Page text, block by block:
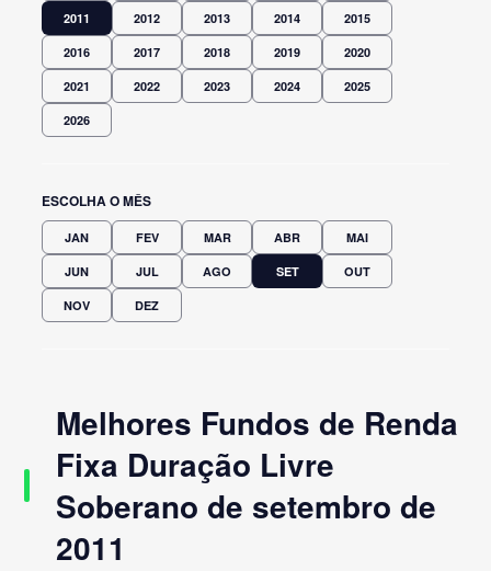
2011 2012 2013 2014 2015
2016 2017 2018 2019 2020
2021 2022 2023 2024 2025
2026
ESCOLHA O MÊS
JAN FEV MAR ABR MAI
JUN JUL AGO SET OUT
NOV DEZ
Melhores Fundos de Renda
Fixa Duração Livre
Soberano de setembro de
2011